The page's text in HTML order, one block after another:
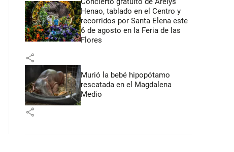
Henao, tablado en el Centro y
recorridos por Santa Elena este
6 de agosto en la Feria de las
Flores
share
Murió la bebé hipopótamo
rescatada en el Magdalena
Medio
share